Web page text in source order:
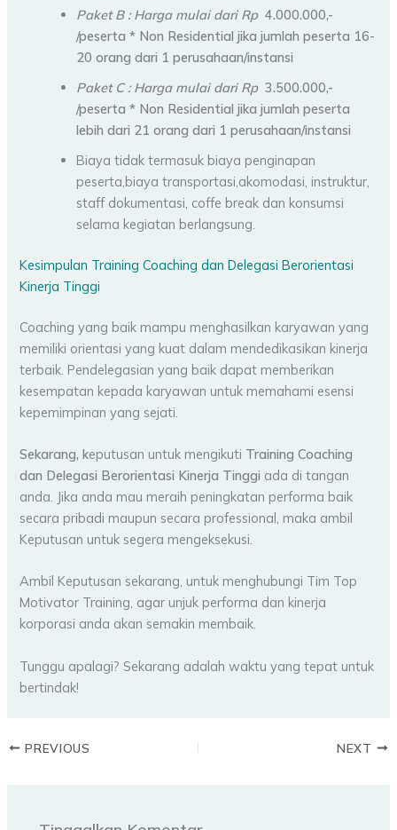
Paket B : Harga mulai dari Rp4.000.000,-
/peserta * Non Residential jika jumlah peserta 16-
20 orang dari 1 perusahaan/instansi
Paket C : Harga mulai dari Rp3.500.000,-
/peserta * Non Residential jika jumlah peserta
lebih dari 21 orang dari 1 perusahaan/instansi
Biaya tidak termasuk biaya penginapan
peserta,biaya transportasi,akomodasi, instruktur,
staff dokumentasi, coffe break dan konsumsi
selama kegiatan berlangsung.
Kesimpulan Training Coaching dan Delegasi Berorientasi
Kinerja Tinggi
Coaching yang baik mampu menghasilkan karyawan yang
memiliki orientasi yang kuat dalam mendedikasikan kinerja
terbaik. Pendelegasian yang baik dapat memberikan
kesempatan kepada karyawan untuk memahami esensi
kepemimpinan yang sejati.
Sekarang, keputusan untuk mengikuti Training Coaching
dan Delegasi Berorientasi Kinerja Tinggi ada di tangan
anda. Jika anda mau meraih peningkatan performa baik
secara pribadi maupun secara professional, maka ambil
Keputusan untuk segera mengeksekusi.
Ambil Keputusan sekarang, untuk menghubungi Tim Top
Motivator Training, agar unjuk performa dan kinerja
korporasi anda akan semakin membaik.
Tunggu apalagi? Sekarang adalah waktu yang tepat untuk
bertindak!
PREVIOUS NEXT